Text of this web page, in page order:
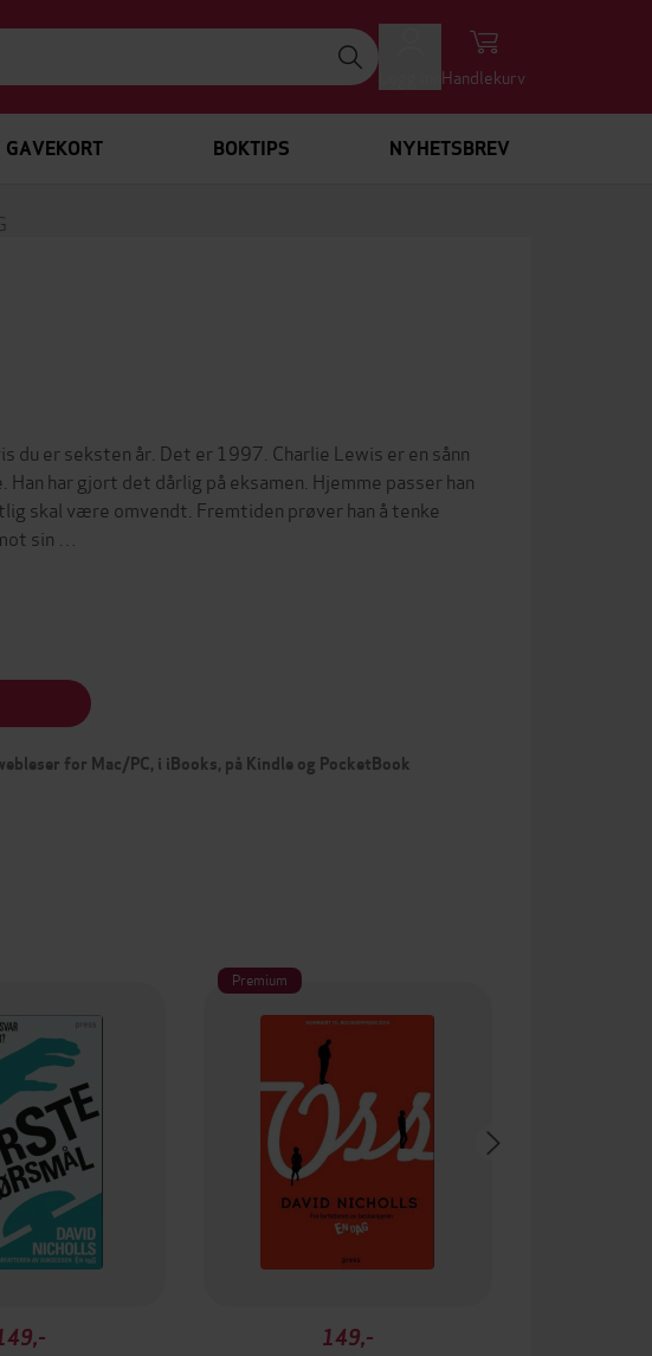
Handlekurv
GAVEKORT BOKTIPS NYHETSBREV
du er seksten år. Det er 1997. Charlie Lewis er en sånn
har gjort det dårlig på eksamen. Hjemme passer han
skal være omvendt. Fremtiden prøver han å tenke
sin …
for Mac/PC, i iBooks, på Kindle og PocketBook
Premium
149,-